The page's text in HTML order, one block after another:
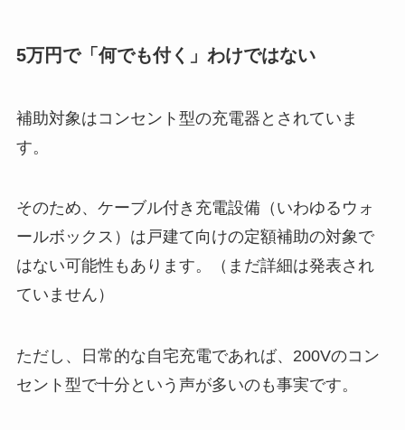
5万円で「何でも付く」わけではない
補助対象はコンセント型の充電器とされていま
す。
そのため、ケーブル付き充電設備（いわゆるウォ
ールボックス）は戸建て向けの定額補助の対象で
はない可能性もあります。（まだ詳細は発表され
ていません）
ただし、日常的な自宅充電であれば、200Vのコン
セント型で十分という声が多いのも事実です。